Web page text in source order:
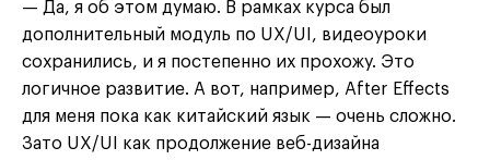
— Да, я об этом думаю. В рамках курса был
дополнительный модуль по UX/UI, видеоуроки
сохранились, и я постепенно их прохожу. Это
логичное развитие. А вот, например, After Effects
для меня пока как китайский язык — очень сложно.
Зато UX/UI как продолжение веб-дизайна